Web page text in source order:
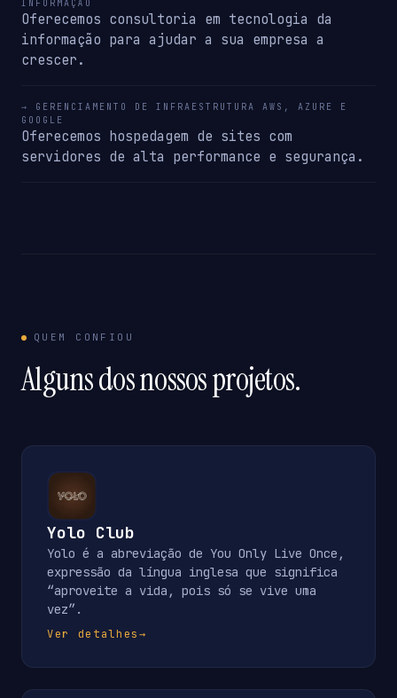
INFORMAÇÃO
Oferecemos consultoria em tecnologia da
informação para ajudar a sua empresa a
crescer.
→ GERENCIAMENTO DE INFRAESTRUTURA AWS, AZURE E
GOOGLE
Oferecemos hospedagem de sites com
servidores de alta performance e segurança.
QUEM CONFIOU
Alguns dos nossos projetos.
Yolo Club
Yolo é a abreviação de You Only Live Once,
expressão da língua inglesa que significa
“aproveite a vida, pois só se vive uma
vez”.
Ver detalhes→